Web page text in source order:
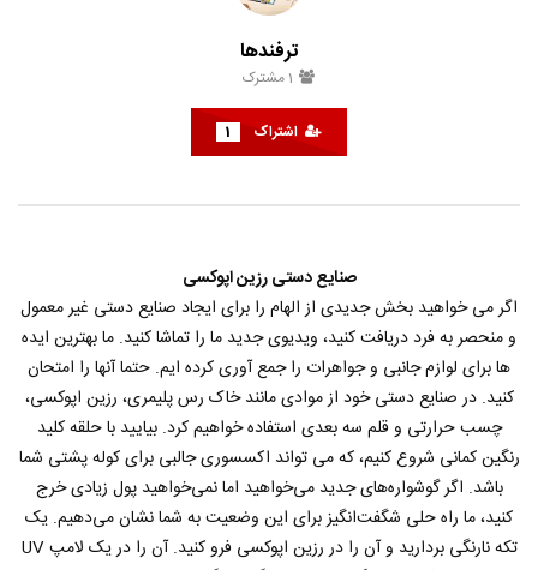
ترفندها
1 مشترک
اشتراک 1
صنایع دستی رزین اپوکسی
اگر می خواهید بخش جدیدی از الهام را برای ایجاد صنایع دستی غیر معمول
و منحصر به فرد دریافت کنید، ویدیوی جدید ما را تماشا کنید. ما بهترین ایده
ها برای لوازم جانبی و جواهرات را جمع آوری کرده ایم. حتما آنها را امتحان
کنید. در صنایع دستی خود از موادی مانند خاک رس پلیمری، رزین اپوکسی،
چسب حرارتی و قلم سه بعدی استفاده خواهیم کرد. بیایید با حلقه کلید
رنگین کمانی شروع کنیم، که می تواند اکسسوری جالبی برای کوله پشتی شما
باشد. اگر گوشواره‌های جدید می‌خواهید اما نمی‌خواهید پول زیادی خرج
کنید، ما راه حلی شگفت‌انگیز برای این وضعیت به شما نشان می‌دهیم. یک
تکه نارنگی بردارید و آن را در رزین اپوکسی فرو کنید. آن را در یک لامپ UV